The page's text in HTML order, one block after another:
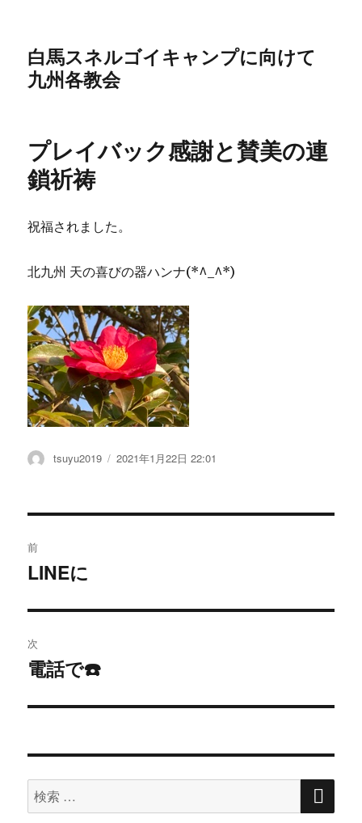
白馬スネルゴイキャンプに向けて
九州各教会
プレイバック感謝と賛美の連
鎖祈祷
祝福されました。
北九州 天の喜びの器ハンナ(*^_^*)
投
tsuyu2019
投
2021年1月22日 22:01
稿
ビ
ゲ
ー
ン
前
過
の
投
稿:
LINEに
次
次
投
電話で☎️
検
索
検